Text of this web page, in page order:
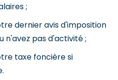
;
dernier avis d'imposition
n'avez pas d'activité ;
taxe foncière si